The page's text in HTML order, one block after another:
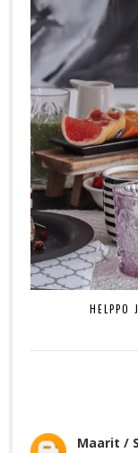
HELPPO
Maarit /